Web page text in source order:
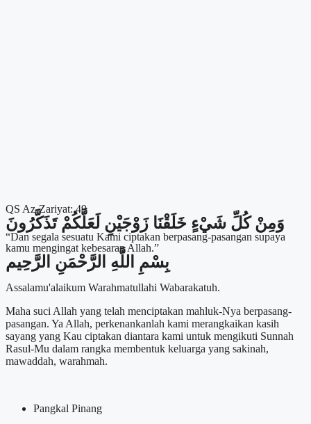
QS Az-Zariyat: 49
وَمِنْ كُلِّ شَيْءٍ خَلَقْنَا زَوْجَيْنِ لَعَلَّكُمْ تَذَكَّرُونَ
“Dan segala sesuatu Kami ciptakan berpasang-pasangan supaya
kamu mengingat kebesaran Allah.”
بِسْمِ اللَّهِ الرَّحْمَنِ الرَّحِيم
Assalamu'alaikum Warahmatullahi Wabarakatuh.
Maha suci Allah yang telah menciptakan mahluk-Nya berpasang-
pasangan. Ya Allah, perkenankanlah kami merangkaikan kasih
sayang yang Kau ciptakan diantara kami untuk mengikuti Sunnah
Rasul-Mu dalam rangka membentuk keluarga yang sakinah,
mawaddah, warahmah.
Pangkal Pinang